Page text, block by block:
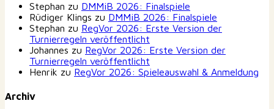
Stephan zu DMMiB 2026: Finalspiele
Rüdiger Klings zu DMMiB 2026: Finalspiele
Stephan zu RegVor 2026: Erste Version der
Turnierregeln veröffentlicht
Johannes zu RegVor 2026: Erste Version der
Turnierregeln veröffentlicht
Henrik zu RegVor 2026: Spieleauswahl & Anmeldung
Archiv